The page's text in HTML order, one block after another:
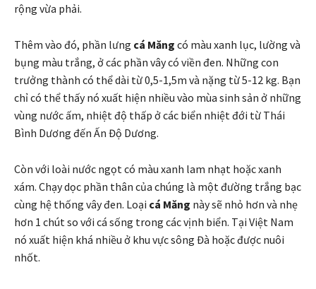
rộng vừa phải.
Thêm vào đó, phần lưng cá Măng có màu xanh lục, lường và
bụng màu trắng, ở các phần vây có viền đen. Những con
trưởng thành có thể dài từ 0,5-1,5m và nặng từ 5-12 kg. Bạn
chỉ có thể thấy nó xuất hiện nhiều vào mùa sinh sản ở những
vùng nước ấm, nhiệt độ thấp ở các biển nhiệt đới từ Thái
Bình Dương đến Ấn Độ Dương.
Còn với loài nước ngọt có màu xanh lam nhạt hoặc xanh
xám. Chạy dọc phần thân của chúng là một đường trắng bạc
cùng hệ thống vây đen. Loại cá Măng này sẽ nhỏ hơn và nhẹ
hơn 1 chút so với cá sống trong các vịnh biển. Tại Việt Nam
nó xuất hiện khá nhiều ở khu vực sông Đà hoặc được nuôi
nhốt.